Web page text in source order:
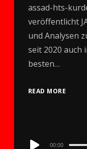
assad-hts-
veröffentlicht
und Analysen
seit 2020 auch
besten…
READ MORE
Audio
00:00